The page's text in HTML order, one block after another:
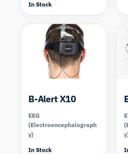
In Stock
B-Alert X10
EEG
(Electroencephalograph
y)
In Stock